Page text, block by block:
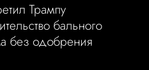
Трампу
бального
без одобрения